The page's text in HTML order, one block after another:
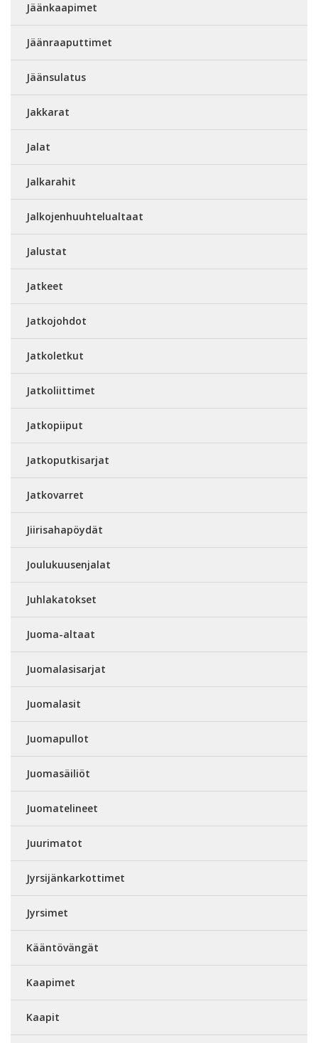
Jäänkaapimet
Jäänraaputtimet
Jäänsulatus
Jakkarat
Jalat
Jalkarahit
Jalkojenhuuhtelualtaat
Jalustat
Jatkeet
Jatkojohdot
Jatkoletkut
Jatkoliittimet
Jatkopiiput
Jatkoputkisarjat
Jatkovarret
Jiirisahapöydät
Joulukuusenjalat
Juhlakatokset
Juoma-altaat
Juomalasisarjat
Juomalasit
Juomapullot
Juomasäiliöt
Juomatelineet
Juurimatot
Jyrsijänkarkottimet
Jyrsimet
Kääntövängät
Kaapimet
Kaapit